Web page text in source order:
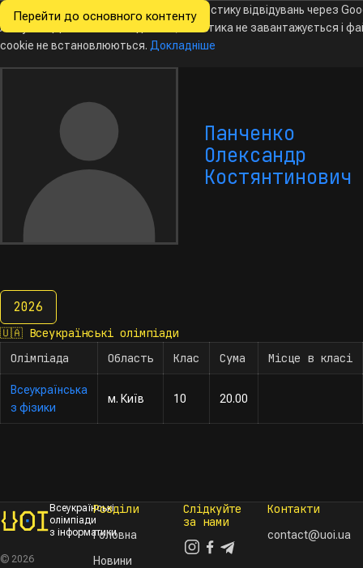
Перейти до основного контенту
Всеукраїнські
з інформатики
НовиниОлімпіадиКалендарБаза даних
Панченко
Олександр
Костянтинович
2026
2026
🇺🇦 Всеукраїнські олімпіади
Олімпіада
Область Клас Сума Місце в класі
Всеукраїнська
з фізики
м. Київ 10 20.00
Всеукраїнські
олімпіади
з інформатики
© 2026
Розділи
Головна
Новини
Слідкуйте
за нами
Контакти
contact@uoi.ua
Ми хочемо збирати знеособлену статистику відвідувань через
Analytics. Доки ви не погодитесь, аналітика не завантажується і
cookie не встановлюються. Докладніше